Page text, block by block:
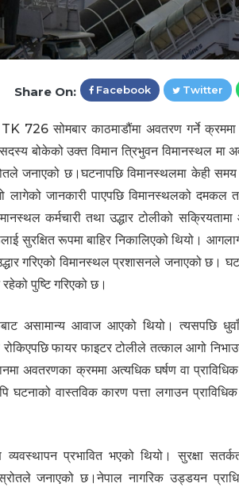
Share On: Facebook Twitter
726 सोमबार काठमाडौंमा अवतरण गर्ने क्रममा
बोकेको उक्त विमान त्रिभुवन विमानस्थल मा
जनाएको छ।घटनापछि विमानस्थलमा केही समय
लागेको जानकारी पाएपछि विमानस्थलको दमकल
कर्मचारी तथा उद्धार टोलीको
सुरक्षित रूपमा बाहिर निकालिएको थियो।
गरिएको विमानस्थल प्रशासनले जनाएको छ।
पुष्टि गरिएको छ।
असामान्य आवाज आएको थियो। त्यसपछि
रोकिएपछि फायर फाइटर टोलीले तत्काल आगो
अवतरणका क्रममा अत्यधिक घर्षण वा
वास्तविक कारण पत्ता लगाउन प्राविधिक
प्रभावित भएको थियो। सुरक्षा
जनाएको छ।नेपाल नागरिक उड्डयन